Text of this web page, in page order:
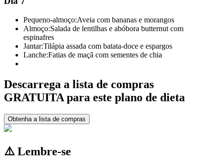
Pequeno-almoço:Aveia com bananas e morangos
Almoço:Salada de lentilhas e abóbora butternut com
espinafres
Jantar:Tilápia assada com batata-doce e espargos
Lanche:Fatias de maçã com sementes de chia
Descarrega a lista de compras
GRATUITA para este plano de dieta
Obtenha a lista de compras
⚠️ Lembre-se